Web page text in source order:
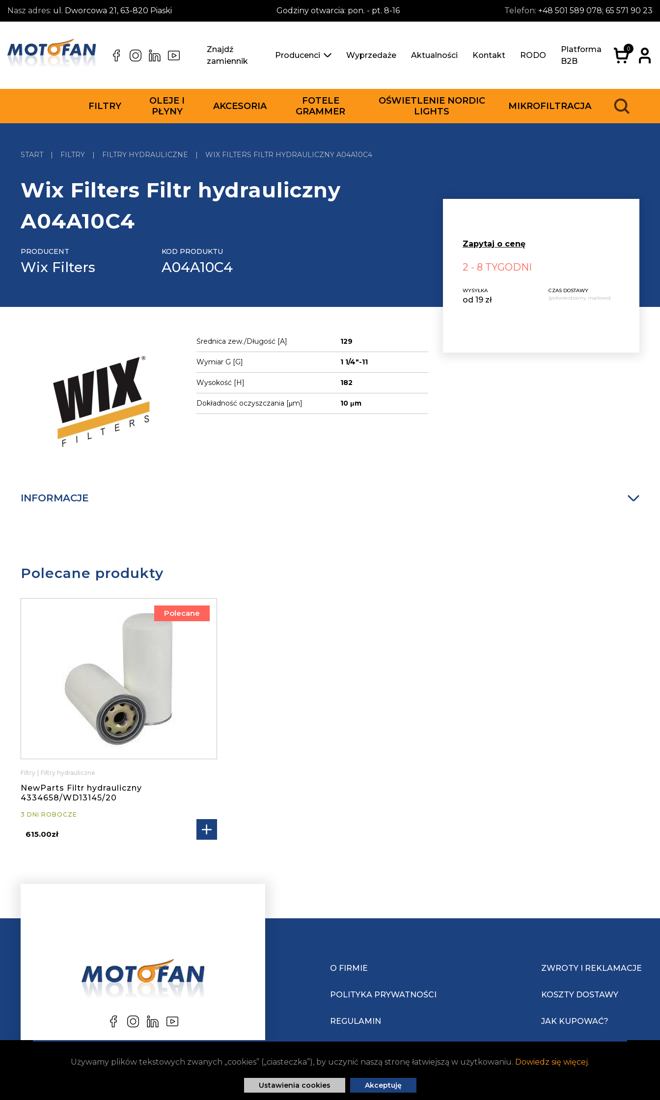
Nasz adres: ul. Dworcowa 21, 63-820 Piaski Godziny otwarcia: pon. - pt. 8-16 Telefon: +48 501 589 078; 65 571 90 23
Znajdź
zamiennik
Producenci Wyprzedaże Aktualności Kontakt RODO
Platforma
B2B
0
FILTRY
OLEJE I
PŁYNY
AKCESORIA
FOTELE
GRAMMER
OŚWIETLENIE NORDIC
LIGHTS
MIKROFILTRACJA
START | FILTRY | FILTRY HYDRAULICZNE | WIX FILTERS FILTR HYDRAULICZNY A04A10C4
Wix Filters Filtr hydrauliczny
A04A10C4
PRODUCENT
Wix Filters
KOD PRODUKTU
A04A10C4
Średnica zew./Długość [A] 129
Wymiar G [G] 1 1/4"-11
Wysokość [H] 182
Dokładność oczyszczania [μm] 10 μm
Zapytaj o cenę
2 - 8 TYGODNI
WYSYŁKA
od 19 zł
CZAS DOSTAWY
(potwierdzamy mailowo)
INFORMACJE
Polecane produkty
Polecane
Filtry Filtry hydrauliczne
NewParts Filtr hydrauliczny
4334658/WD13145/20
3 DNI ROBOCZE
615.00zł
O FIRMIE
POLITYKA PRYWATNOŚCI
REGULAMIN
ZWROTY I REKLAMACJE
KOSZTY DOSTAWY
JAK KUPOWAĆ?
Używamy plików tekstowych zwanych „cookies” („ciasteczka”), by uczynić naszą stronę łatwiejszą w użytkowaniu. Dowiedz się więcej.
Ustawienia cookies Akceptuję